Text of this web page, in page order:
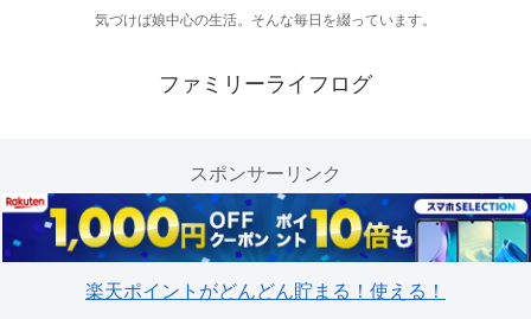
気づけば娘中心の生活。そんな毎日を綴っています。
ファミリーライフログ
スポンサーリンク
楽天ポイントがどんどん貯まる！使える！